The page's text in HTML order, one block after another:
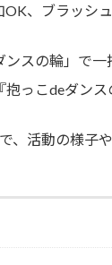
、ブラッシ
スの輪」で
っこdeダン
、活動の様子